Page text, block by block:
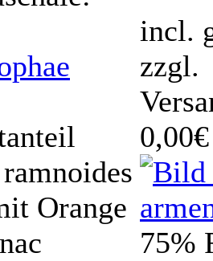
Orange
incl.
zzgl.
0,00€
75%